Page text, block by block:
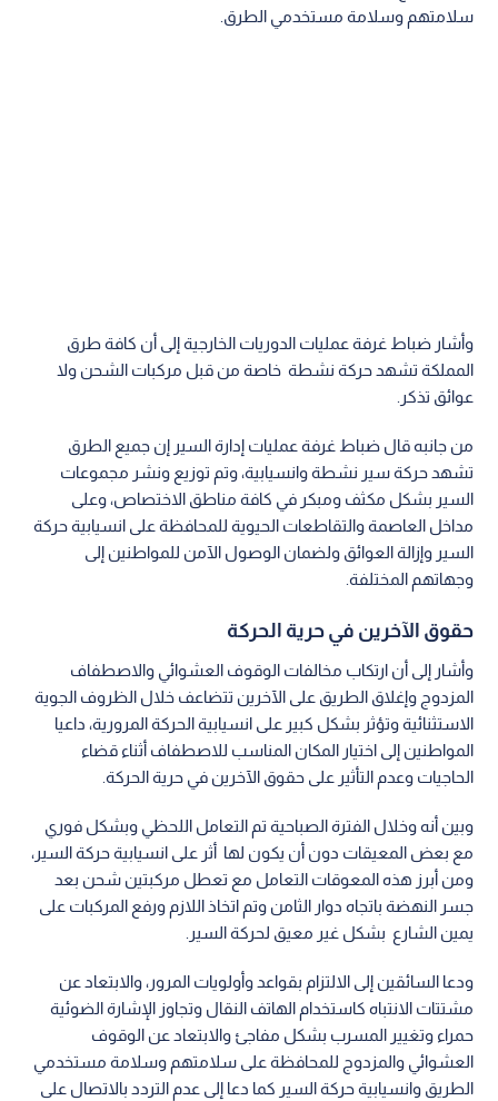
سلامتهم وسلامة مستخدمي الطرق.
وأشار ضباط غرفة عمليات الدوريات الخارجية إلى أن كافة طرق
المملكة تشهد حركة نشطة خاصة من قبل مركبات الشحن ولا
عوائق تذكر.
من جانبه قال ضباط غرفة عمليات إدارة السير إن جميع الطرق
تشهد حركة سير نشطة وانسيابية، وتم توزيع ونشر مجموعات
السير بشكل مكثف ومبكر في كافة مناطق الاختصاص، وعلى
مداخل العاصمة والتقاطعات الحيوية للمحافظة على انسيابية حركة
السير وإزالة العوائق ولضمان الوصول الآمن للمواطنين إلى
وجهاتهم المختلفة.
حقوق الآخرين في حرية الحركة
وأشار إلى أن ارتكاب مخالفات الوقوف العشوائي والاصطفاف
المزدوج وإغلاق الطريق على الآخرين تتضاعف خلال الظروف الجوية
الاستثنائية وتؤثر بشكل كبير على انسيابية الحركة المرورية، داعيا
المواطنين إلى اختيار المكان المناسب للاصطفاف أثناء قضاء
الحاجيات وعدم التأثير على حقوق الآخرين في حرية الحركة.
وبين أنه وخلال الفترة الصباحية تم التعامل اللحظي وبشكل فوري
مع بعض المعيقات دون أن يكون لها أثر على انسيابية حركة السير،
ومن أبرز هذه المعوقات التعامل مع تعطل مركبتين شحن بعد
جسر النهضة باتجاه دوار الثامن وتم اتخاذ اللازم ورفع المركبات على
يمين الشارع بشكل غير معيق لحركة السير.
ودعا السائقين إلى الالتزام بقواعد وأولويات المرور، والابتعاد عن
مشتتات الانتباه كاستخدام الهاتف النقال وتجاوز الإشارة الضوئية
حمراء وتغيير المسرب بشكل مفاجئ والابتعاد عن الوقوف
العشوائي والمزدوج للمحافظة على سلامتهم وسلامة مستخدمي
الطريق وانسيابية حركة السير كما دعا إلى عدم التردد بالاتصال على